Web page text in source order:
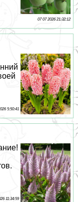
07 07 2026 21:32:12
5:50:41
11:34:59